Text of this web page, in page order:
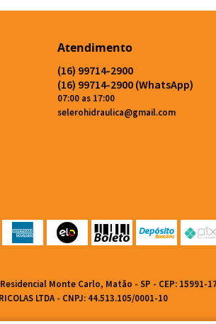
Atendimento
(16) 99714-2900
(16) 99714-2900 (WhatsApp)
07:00 as 17:00
selerohidraulica@gmail.com
Residencial Monte Carlo, Matão - SP - CEP: 15991-
LTDA - CNPJ: 44.513.105/0001-10